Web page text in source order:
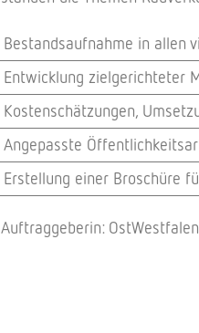
Bestands­auf­nahme in allen
Entwick­lung ziel­ge­rich­te­ter
Kosten­schät­zun­gen,
Ange­passte
Erstel­lung einer Broschüre
Auftrag­ge­be­rin: